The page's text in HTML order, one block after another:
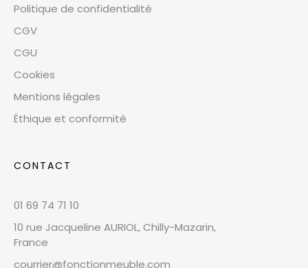
Politique de confidentialité
CGV
CGU
Cookies
Mentions légales
Éthique et conformité
CONTACT
01 69 74 71 10
10 rue Jacqueline AURIOL, Chilly-Mazarin,
France
courrier@fonctionmeuble.com